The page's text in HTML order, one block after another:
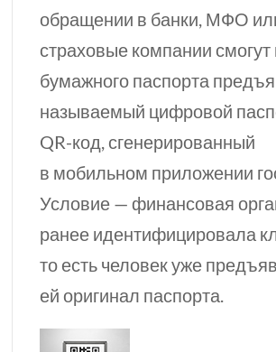
обращении в банки, МФО
страховые компании
бумажного паспорта
называемый цифровой
QR-код, сгенерированный
в мобильном приложении
Условие — финансовая
ранее идентифицировала
то есть человек уже
ей оригинал паспорта.